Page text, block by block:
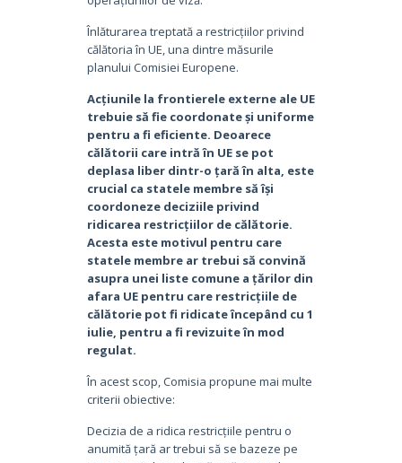
Înlăturarea treptată a restricțiilor privind
călătoria în UE, una dintre măsurile
planului Comisiei Europene.
Acțiunile la frontierele externe ale UE
trebuie să fie coordonate și uniforme
pentru a fi eficiente. Deoarece
călătorii care intră în UE se pot
deplasa liber dintr-o țară în alta, este
crucial ca statele membre să își
coordoneze deciziile privind
ridicarea restricțiilor de călătorie.
Acesta este motivul pentru care
statele membre ar trebui să convină
asupra unei liste comune a țărilor din
afara UE pentru care restricțiile de
călătorie pot fi ridicate începând cu 1
iulie, pentru a fi revizuite în mod
regulat.
În acest scop, Comisia propune mai multe
criterii obiective:
Decizia de a ridica restricțiile pentru o
anumită țară ar trebui să se bazeze pe